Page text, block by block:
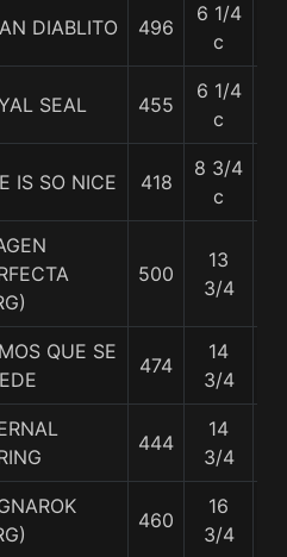
DIABLITO 496
6 1/4
c
SEAL 455
6 1/4
c
IS SO NICE 418
8 3/4
c
500
13
3/4
QUE SE
474
14
3/4
444
14
3/4
460
16
3/4